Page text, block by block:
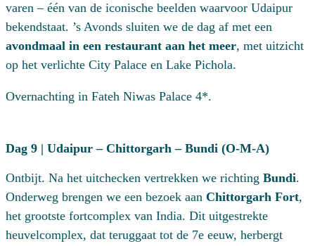
varen – één van de iconische beelden waarvoor Udaipur
bekendstaat. ’s Avonds sluiten we de dag af met een
avondmaal in een restaurant aan het meer, met uitzicht
op het verlichte City Palace en Lake Pichola.
Overnachting in Fateh Niwas Palace 4*.
Dag 9 | Udaipur – Chittorgarh – Bundi (O-M-A)
Ontbijt. Na het uitchecken vertrekken we richting Bundi.
Onderweg brengen we een bezoek aan Chittorgarh Fort,
het grootste fortcomplex van India. Dit uitgestrekte
heuvelcomplex, dat teruggaat tot de 7e eeuw, herbergt